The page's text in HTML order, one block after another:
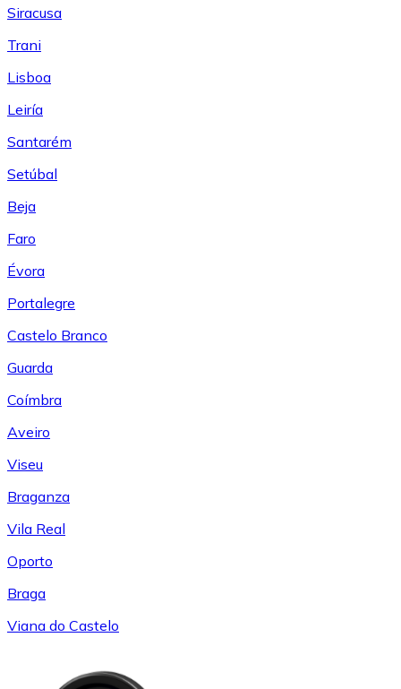
Siracusa
Trani
Lisboa
Leiría
Santarém
Setúbal
Beja
Faro
Évora
Portalegre
Castelo Branco
Guarda
Coímbra
Aveiro
Viseu
Braganza
Vila Real
Oporto
Braga
Viana do Castelo